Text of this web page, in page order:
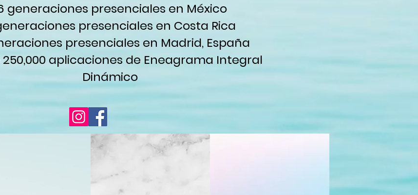
generaciones presenciales en México
presenciales en Costa Rica
presenciales en Madrid, España
250,000 aplicaciones de Eneagrama Integral
Dinámico